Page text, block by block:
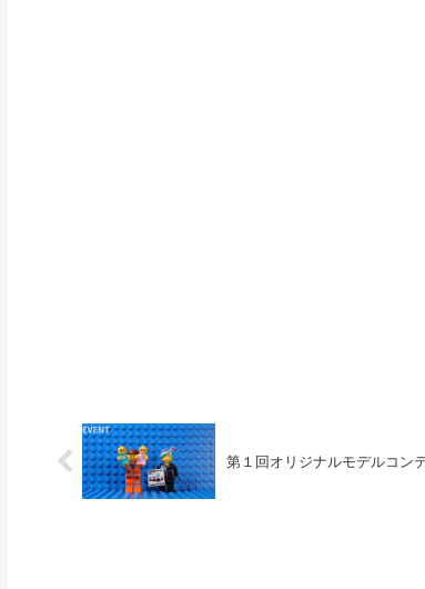
第１回オリジナルモデルコン